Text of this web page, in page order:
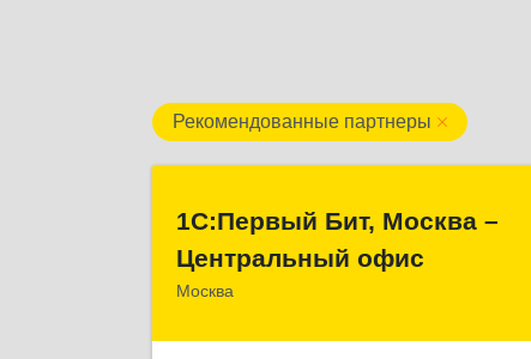
Рекомендованные партнеры
1С:Первый Бит, Москва –
Центральный офис
Москва
Центральный офис
г. Москва, ул. Воронцовская, д. 35Б, корп